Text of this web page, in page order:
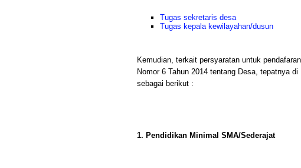
Tugas sekretaris desa
Tugas kepala kewilayahan/dusun
Kemudian, terkait persyaratan untuk
Nomor 6 Tahun 2014 tentang Desa, tepatnya
sebagai berikut :
1. Pendidikan Minimal SMA/Sederajat